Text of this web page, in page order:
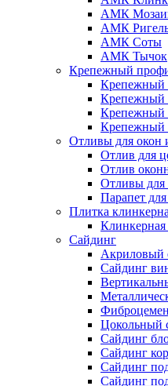
АМК
АМК
АМК Соты
АМК Тычок
Крепежный
Крепежный
Крепежный
Крепежный
Крепежный
Отливы для окон
Отлив для
Отлив
Отливы для
Парапет для
Плитка
Клинкерная
Сайдинг
Акриловый
Сайдинг
Цокольный
Сайдинг
Сайдинг
Сайдинг
Сайдинг